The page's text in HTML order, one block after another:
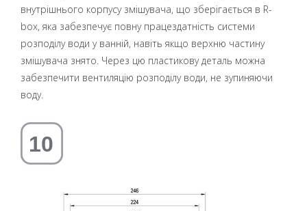
внутрішнього корпусу змішувача, що зберігається в R-
box, яка забезпечує повну працездатність системи
розподілу води у ванній, навіть якщо верхню частину
змішувача знято. Через цю пластикову деталь можна
забезпечити вентиляцію розподілу води, не зупиняючи
воду.